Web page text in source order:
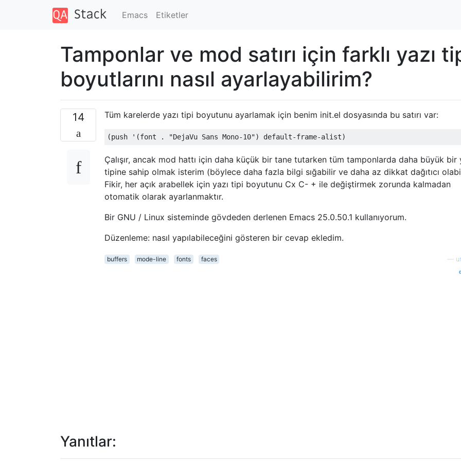
Emacs Etiketler
Tamponlar ve mod satırı için farklı yazı
boyutlarını nasıl ayarlayabilirim?
14 Tüm karelerde yazı tipi boyutunu ayarlamak için benim init.el dosyasında bu satırı var:
Çalışır, ancak mod hattı için daha küçük bir tane tutarken tüm tamponlarda daha büyük bir
tipine sahip olmak isterim (böylece daha fazla bilgi sığabilir ve daha az dikkat dağıtıcı
Fikir, her açık arabellek için yazı tipi boyutunu Cx C- + ile değiştirmek zorunda kalmadan
otomatik olarak ayarlanmaktır.
Bir GNU / Linux sisteminde gövdeden derlenen Emacs 25.0.50.1 kullanıyorum.
Düzenleme: nasıl yapılabileceğini gösteren bir cevap ekledim.
buffers mode-line fonts faces
Yanıtlar: